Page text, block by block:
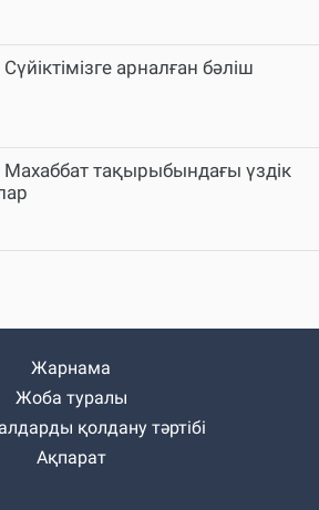
Сүйіктімізге арналған бәліш
Махаббат тақырыбындағы үздік
Жарнама
Жоба туралы
қолдану тәртібі
Ақпарат